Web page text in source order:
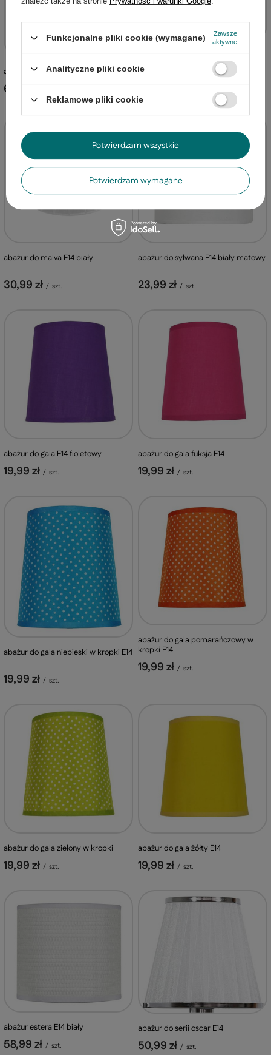
abażur do ibis E14 patyna
60,99 zł
abażur do klips malva E14 amarant
36,99 zł
abażur do malva E14 biały
30,99 zł / szt.
abażur do sylwana E14 biały matowy
23,99 zł / szt.
abażur do gala E14 fioletowy
19,99 zł / szt.
abażur do gala fuksja E14
19,99 zł / szt.
abażur do gala niebieski w kropki E14
19,99 zł / szt.
abażur do gala pomarańczowy w
kropki E14
19,99 zł / szt.
abażur do gala zielony w kropki
19,99 zł / szt.
abażur do gala żółty E14
19,99 zł / szt.
abażur estera E14 biały
58,99 zł / szt.
abażur do serii oscar E14
50,99 zł / szt.
Funkcjonalne pliki cookie (wymagane)
Zawsze
aktywne
Analityczne pliki cookie
Reklamowe pliki cookie
Potwierdzam wymagane
Potwierdzam wszystkie